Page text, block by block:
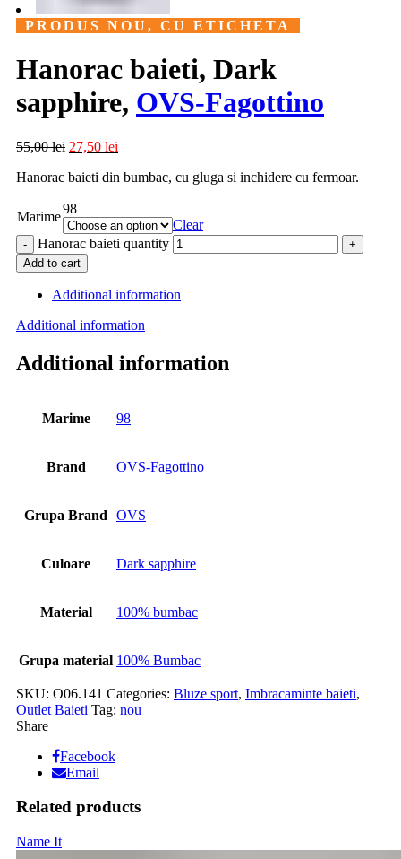
PRODUS NOU, CU ETICHETA
Hanorac baieti, Dark
sapphire, OVS-Fagottino
55,00lei 27,50 lei
Hanorac baieti din bumbac, cu gluga si inchidere cu fermoar.
Marime
98
Clear
Hanorac baieti quantity
Add to cart
Additional information
Additional information
Additional information
Marime 98
Brand OVS-Fagottino
Grupa Brand OVS
Culoare Dark sapphire
Material 100% bumbac
Grupa material 100% Bumbac
SKU: O06.141 Categories: Bluze sport, Imbracaminte baieti,
Outlet Baieti Tag: nou
Share
Facebook
Email
Related products
Name It